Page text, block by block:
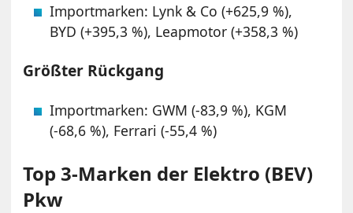
Importmarken: Lynk & Co (+625,9 %),
BYD (+395,3 %), Leapmotor (+358,3 %)
Größter Rückgang
Importmarken: GWM (-83,9 %), KGM
(-68,6 %), Ferrari (-55,4 %)
Top 3-Marken der Elektro (BEV)
Pkw